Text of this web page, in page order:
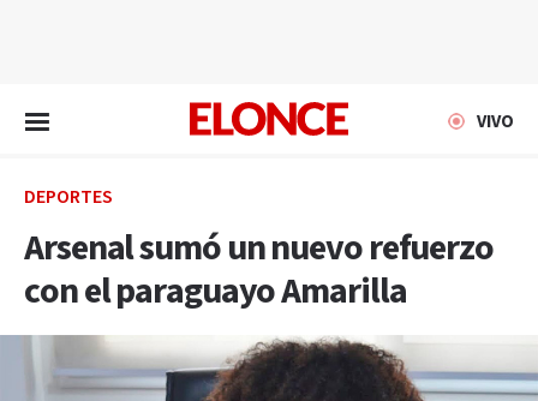
VIVO
DEPORTES
Arsenal sumó un nuevo refuerzo
con el paraguayo Amarilla